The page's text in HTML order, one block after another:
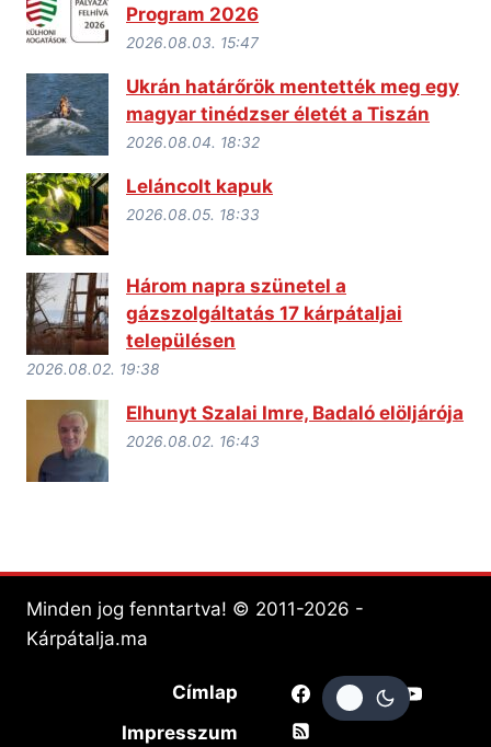
Program 2026
2026.08.03. 15:47
Ukrán határőrök mentették meg egy
magyar tinédzser életét a Tiszán
2026.08.04. 18:32
Leláncolt kapuk
2026.08.05. 18:33
Három napra szünetel a
gázszolgáltatás 17 kárpátaljai
településen
2026.08.02. 19:38
Elhunyt Szalai Imre, Badaló elöljárója
2026.08.02. 16:43
Minden jog fenntartva! © 2011-2026 -
Kárpátalja.ma
Címlap
Impresszum